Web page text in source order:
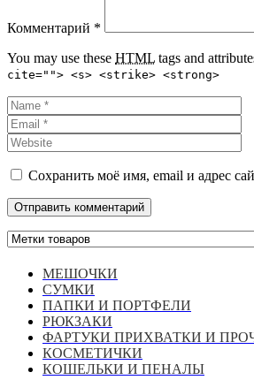
Комментарий *
You may use these HTML tags and
cite=""> <s> <strike> <strong>
Сохранить моё имя, email и адрес
МЕШОЧКИ
СУМКИ
ПАПКИ И ПОРТФЕЛИ
РЮКЗАКИ
ФАРТУКИ ПРИХВАТКИ И
КОСМЕТИЧКИ
КОШЕЛЬКИ И ПЕНАЛЫ